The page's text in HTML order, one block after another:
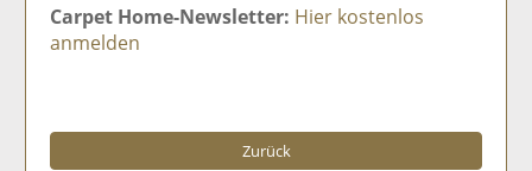
Carpet Home-Newsletter: Hier kostenlos
anmelden
Zurück